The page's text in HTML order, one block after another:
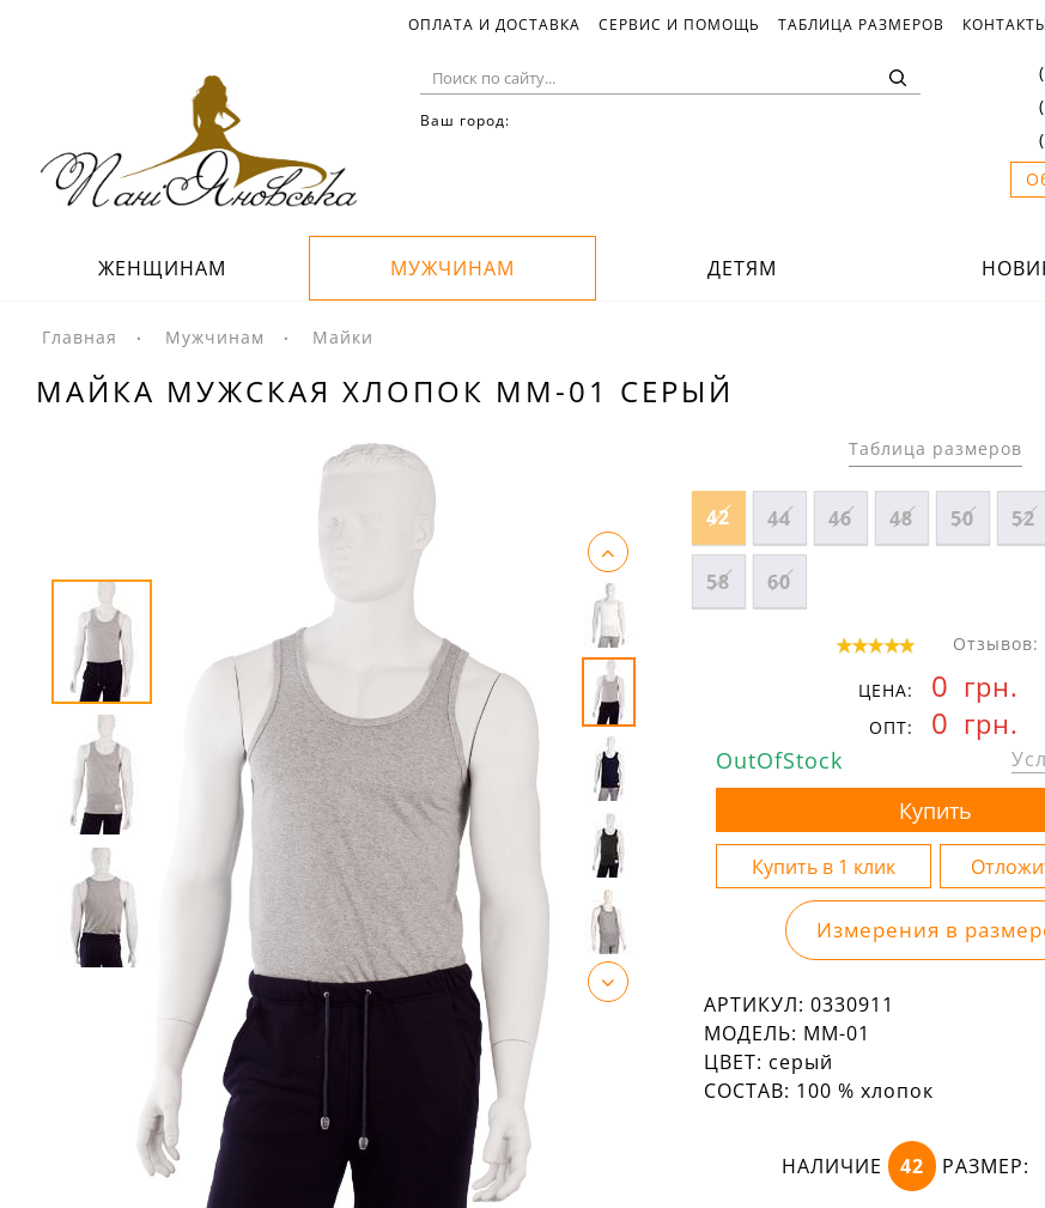
ОПЛАТА И ДОСТАВКА СЕРВИС И ПОМОЩЬ ТАБЛИЦА РАЗМЕРОВ КОНТАКТЫ
Ваш город:
ЖЕНЩИНАМ МУЖЧИНАМ ДЕТЯМ
Главная Мужчинам Майки
МАЙКА МУЖСКАЯ ХЛОПОК ММ-01 СЕРЫЙ
Таблица размеров
42 44 46 48 50 52
58 60
Отзывов:
ЦЕНА: 0 грн.
ОПТ: 0 грн.
OutOfStock
Измерения в
АРТИКУЛ: 0330911
МОДЕЛЬ: ММ-01
ЦВЕТ: серый
СОСТАВ: 100 % хлопок
НАЛИЧИЕ 42 РАЗМЕР: